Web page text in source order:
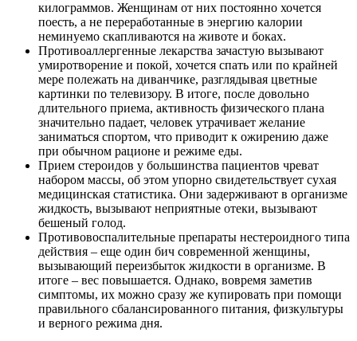
килограммов. Женщинам от них постоянно хочется
поесть, а не переработанные в энергию калории
неминуемо скапливаются на животе и боках.
Противоаллергенные лекарства зачастую вызывают
умиротворение и покой, хочется спать или по крайней
мере полежать на диванчике, разглядывая цветные
картинки по телевизору. В итоге, после довольно
длительного приема, активность физического плана
значительно падает, человек утрачивает желание
заниматься спортом, что приводит к ожирению даже
при обычном рационе и режиме еды.
Прием стероидов у большинства пациентов чреват
набором массы, об этом упорно свидетельствует сухая
медицинская статистика. Они задерживают в организме
жидкость, вызывают неприятные отеки, вызывают
бешеный голод.
Противовоспалительные препараты нестероидного типа
действия – еще один бич современной женщины,
вызывающий переизбыток жидкости в организме. В
итоге – вес повышается. Однако, вовремя заметив
симптомы, их можно сразу же купировать при помощи
правильного сбалансированного питания, физкультуры
и верного режима дня.